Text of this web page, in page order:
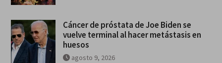
Cáncer de próstata de Joe Biden se
vuelve terminal al hacer metástasis en
huesos
agosto 9, 2026